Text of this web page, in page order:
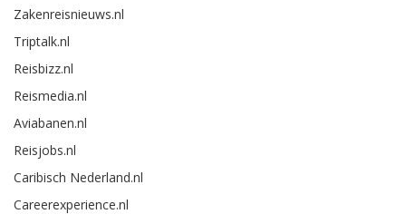
Zakenreisnieuws.nl
Triptalk.nl
Reisbizz.nl
Reismedia.nl
Aviabanen.nl
Reisjobs.nl
Caribisch Nederland.nl
Careerexperience.nl